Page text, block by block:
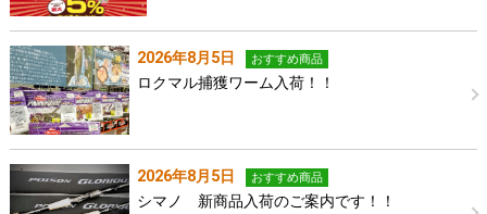
2026年8月5日 おすすめ商品
ロクマル捕獲ワーム入荷！！
2026年8月5日 おすすめ商品
シマノ 新商品入荷のご案内です！！